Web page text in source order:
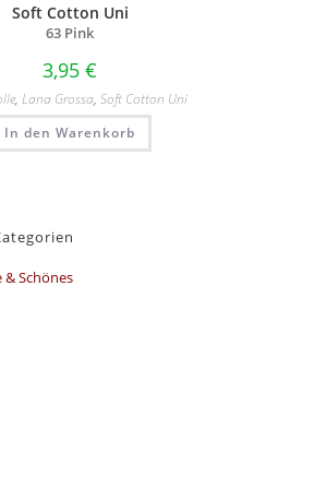
Soft Cotton Uni
63 Pink
3,95 €
, Lana Grossa, Soft Cotton Uni
In den Warenkorb
Schönes